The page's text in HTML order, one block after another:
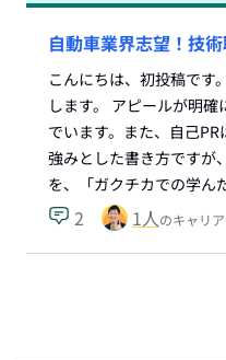
自動車業界志望！技
こんにちは、初投稿です
します。 アピールが明
でいます。また、自己
強みとした書き方ですが
を、「ガクチカでの学ん
2 1人のキャリ